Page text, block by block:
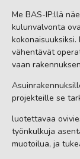
Me BAS-IP:llä
kulunvalvonta
vähentävät
vaan
projekteille se
luotettavaa
työnkulkuja
muotoilua, ja